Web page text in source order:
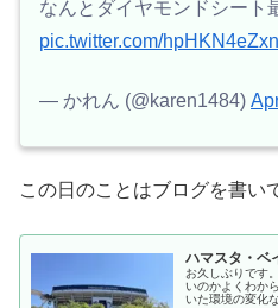
なんとダイヤモンドシート
pic.twitter.com/hpHKN4eZxn
— かれん (@karen1484)
この日のことはブログを書い
ハマスタ・ベ
お久しぶりです
いのかよくわか
いた環境の変化